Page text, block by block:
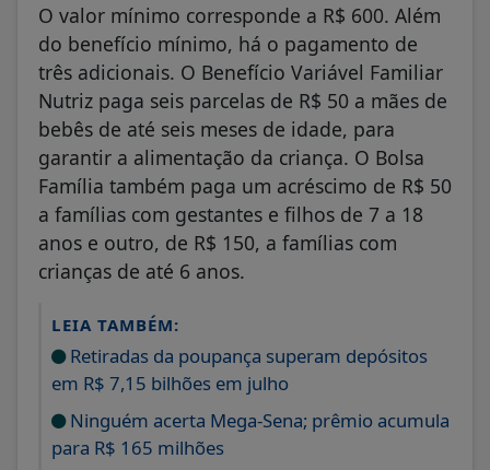
O valor mínimo corresponde a R$ 600. Além
do benefício mínimo, há o pagamento de
três adicionais. O Benefício Variável Familiar
Nutriz paga seis parcelas de R$ 50 a mães de
bebês de até seis meses de idade, para
garantir a alimentação da criança. O Bolsa
Família também paga um acréscimo de R$ 50
a famílias com gestantes e filhos de 7 a 18
anos e outro, de R$ 150, a famílias com
crianças de até 6 anos.
LEIA TAMBÉM:
Retiradas da poupança superam depósitos
em R$ 7,15 bilhões em julho
Ninguém acerta Mega-Sena; prêmio acumula
para R$ 165 milhões